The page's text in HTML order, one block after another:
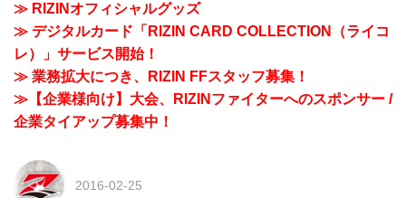
≫ RIZINオフィシャルグッズ
≫ デジタルカード「RIZIN CARD COLLECTION（ライコ
レ）」サービス開始！
≫ 業務拡大につき、RIZIN FFスタッフ募集！
≫【企業様向け】大会、RIZINファイターへのスポンサー /
企業タイアップ募集中！
2016-02-25